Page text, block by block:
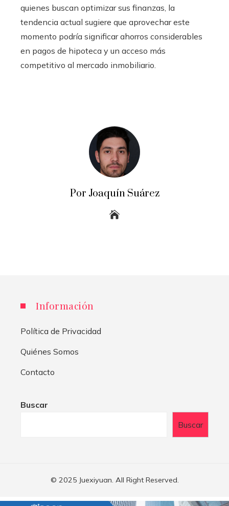
quienes buscan optimizar sus finanzas, la
tendencia actual sugiere que aprovechar este
momento podría significar ahorros considerables
en pagos de hipoteca y un acceso más
competitivo al mercado inmobiliario.
Por Joaquín Suárez
Información
Política de Privacidad
Quiénes Somos
Contacto
Buscar
Buscar
© 2025 Juexiyuan. All Right Reserved.